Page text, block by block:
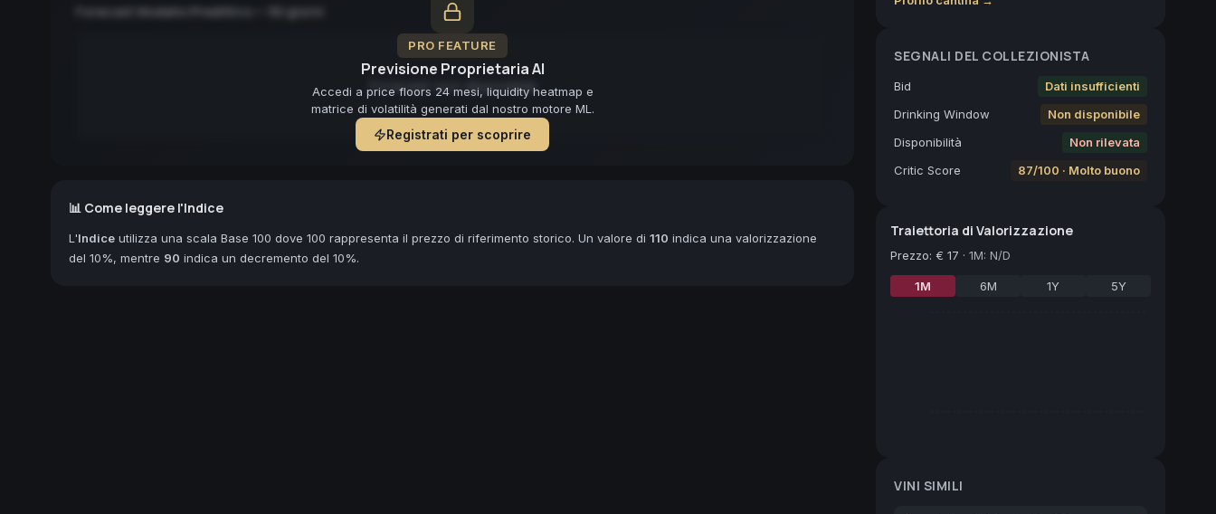
PRO FEATURE
Previsione Proprietaria AI
Accedi a price floors 24 mesi, liquidity heatmap e
matrice di volatilità generati dal nostro motore ML.
Registrati per scoprire
Forecast Modello Predittivo — 90 giorni
Forecast non disponibile
📊 Come leggere l'Indice
L'Indice utilizza una scala Base 100 dove 100 rappresenta il prezzo di riferimento storico. Un valore di 110 indica una valorizzazione
del 10%, mentre 90 indica un decremento del 10%.
SEGNALI DEL COLLEZIONISTA
Bid
Dati insufficienti
Drinking Window
Non disponibile
Disponibilità
Non rilevata
Critic Score
87/100 · Molto buono
Traiettoria di Valorizzazione
Prezzo: € 17 · 1M: N/D
1M 6M 1Y 5Y
VINI SIMILI